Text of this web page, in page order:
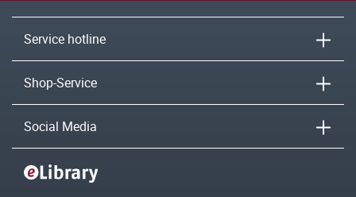
Service hotline
Shop-Service
Social Media